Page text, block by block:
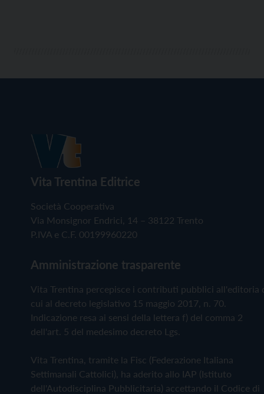
Vita Trentina Editrice
Società Cooperativa
Via Monsignor Endrici, 14 – 38122 Trento
P.IVA e C.F. 00199960220
Amministrazione trasparente
Vita Trentina percepisce i contributi pubblici all'editoria
cui al decreto legislativo 15 maggio 2017, n. 70.
Indicazione resa ai sensi della lettera f) del comma 2
dell'art. 5 del medesimo decreto Lgs.
Vita Trentina, tramite la Fisc (Federazione Italiana
Settimanali Cattolici), ha aderito allo IAP (Istituto
dell'Autodisciplina Pubblicitaria) accettando il Codice di